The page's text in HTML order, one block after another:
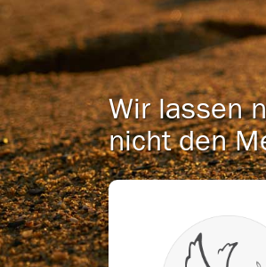
Wir lassen
nicht den